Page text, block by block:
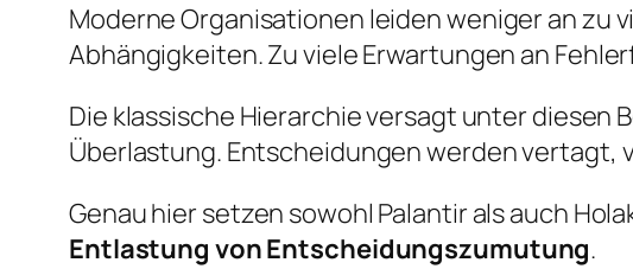
Moderne Organisationen leiden weniger an zu
Abhängigkeiten. Zu viele Erwartungen an
Die klassische Hierarchie versagt unter diesen
Überlastung. Entscheidungen werden vertagt,
Genau hier setzen sowohl Palantir als auch
Entlastung von Entscheidungszumutung.